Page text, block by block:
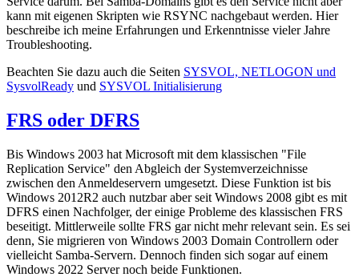
kann mit eigenen Skripten wie RSYNC nachgebaut werden. Hier
beschreibe ich meine Erfahrungen und Erkenntnisse vieler Jahre
Troubleshooting.
Beachten Sie dazu auch die Seiten SYSVOL, NETLOGON und
SysvolReady und SYSVOL Initialisierung
FRS oder DFRS
Bis Windows 2003 hat Microsoft mit dem klassischen "File
Replication Service" den Abgleich der Systemverzeichnisse
zwischen den Anmeldeservern umgesetzt. Diese Funktion ist bis
Windows 2012R2 auch nutzbar aber seit Windows 2008 gibt es mit
DFRS einen Nachfolger, der einige Probleme des klassischen FRS
beseitigt. Mittlerweile sollte FRS gar nicht mehr relevant sein. Es sei
denn, Sie migrieren von Windows 2003 Domain Controllern oder
vielleicht Samba-Servern. Dennoch finden sich sogar auf einem
Windows 2022 Server noch beide Funktionen.